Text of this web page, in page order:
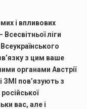
і впливових
ліги
з цим ваше
органами Австрії
ЗМІ пов’язують з
вас, але і